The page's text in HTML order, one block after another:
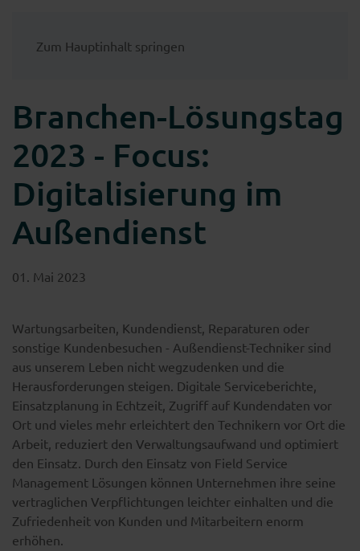
Zum Hauptinhalt springen
Branchen-Lösungstag
2023 - Focus:
Digitalisierung im
Außendienst
01. Mai 2023
Wartungsarbeiten, Kundendienst, Reparaturen oder
sonstige Kundenbesuchen - Außendienst-Techniker sind
aus unserem Leben nicht wegzudenken und die
Herausforderungen steigen. Digitale Serviceberichte,
Einsatzplanung in Echtzeit, Zugriff auf Kundendaten vor
Ort und vieles mehr erleichtert den Technikern vor Ort die
Arbeit, reduziert den Verwaltungsaufwand und optimiert
den Einsatz. Durch den Einsatz von Field Service
Management Lösungen können Unternehmen ihre seine
vertraglichen Verpflichtungen leichter einhalten und die
Zufriedenheit von Kunden und Mitarbeitern enorm
erhöhen.